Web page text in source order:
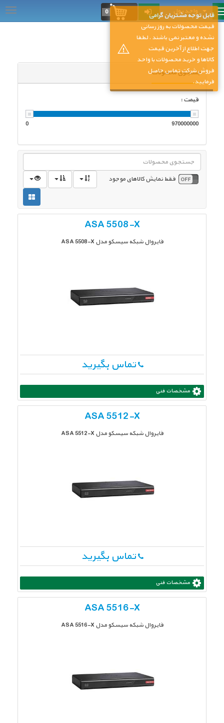
... واحد پول 0
جستجوی محصولات
قیمت :
0 970000000
فقط نمایش کالاهای موجود
ASA 5508-X
فایروال شبکه سیسکو مدل ASA 5508-X
تماس بگیرید
مشخصات فنی
ASA 5512-X
فایروال شبکه سیسکو مدل ASA 5512-X
تماس بگیرید
مشخصات فنی
ASA 5516-X
فایروال شبکه سیسکو مدل ASA 5516-X
قابل توجه مشتریان گرامی
قیمت محصولات به روز رسانی
نشده و معتبر نمی باشند . لطفا
جهت اطلاع از آخرین قیمت
کالاها و خرید محصولات با واحد
فروش شرکت تماس حاصل
فرمایید.